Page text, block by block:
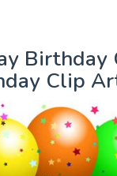
Birthday
Clip